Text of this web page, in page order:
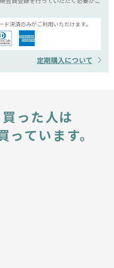
決済のみがご利用いただけます。
定期購入について
った人は
っています。